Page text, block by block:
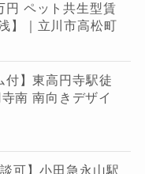
円 ペット共生型賃
】｜立川市高松町
付】東高円寺駅徒
南 南向きデザイ
可】小田急永山駅